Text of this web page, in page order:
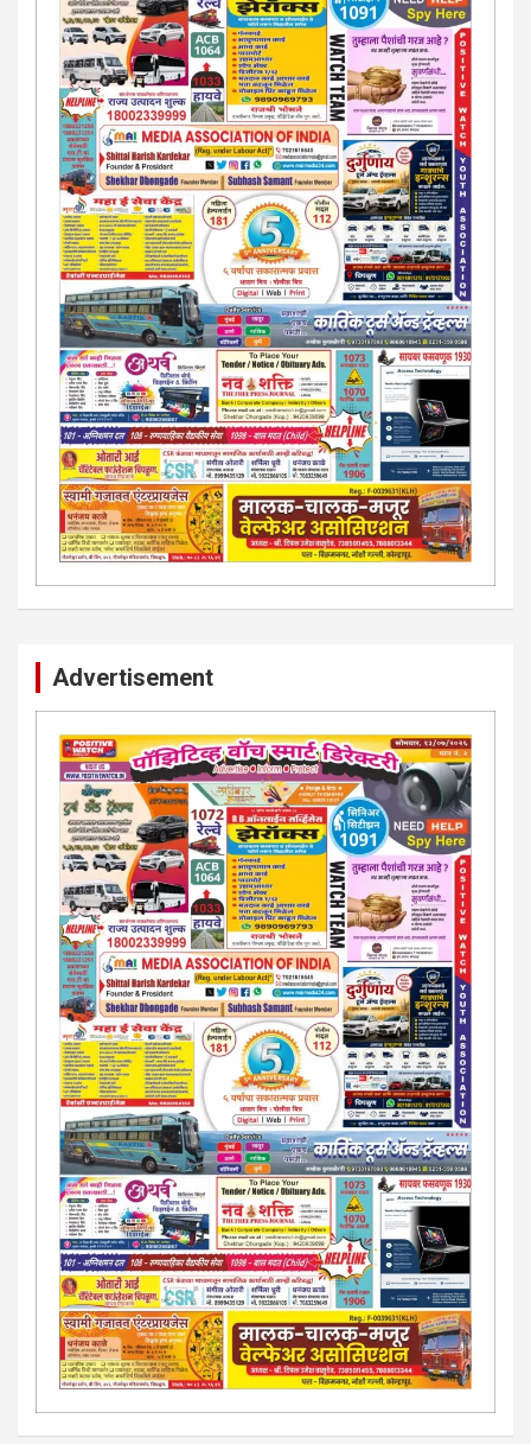
मराठी.. इंग्रजी पेपरला जाहिरात द्यायची संपर्क साधा..
मराठी इंग्रजी दैनिकासाठी जिल्हा, राज्य आवृत्तीसाठी जाहिराती स्विकारल्या
जातील. नवशक्ती, फ्री प्रेस जर्नल साठी तुम्हीही तुमच्या नाेटीस द्या. बँक,
13/213/4 सेल्स , डिमांड नाेटीस इतरांच्यापेक्षा वाजवी दरात आम्ही आपली
जाहिरात पब्लिश करू. माेबा. 9420939699
Advertisement